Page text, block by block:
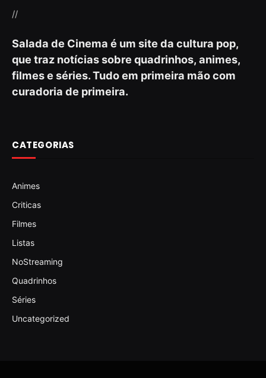
//
Salada de Cinema é um site da cultura pop,
que traz notícias sobre quadrinhos, animes,
filmes e séries. Tudo em primeira mão com
curadoria de primeira.
CATEGORIAS
Animes
Criticas
Filmes
Listas
NoStreaming
Quadrinhos
Séries
Uncategorized